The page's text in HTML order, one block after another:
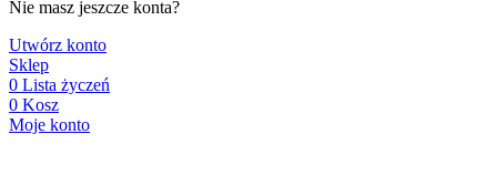
Nie masz jeszcze konta?
Utwórz konto
Sklep
0 Lista życzeń
0 Kosz
Moje konto